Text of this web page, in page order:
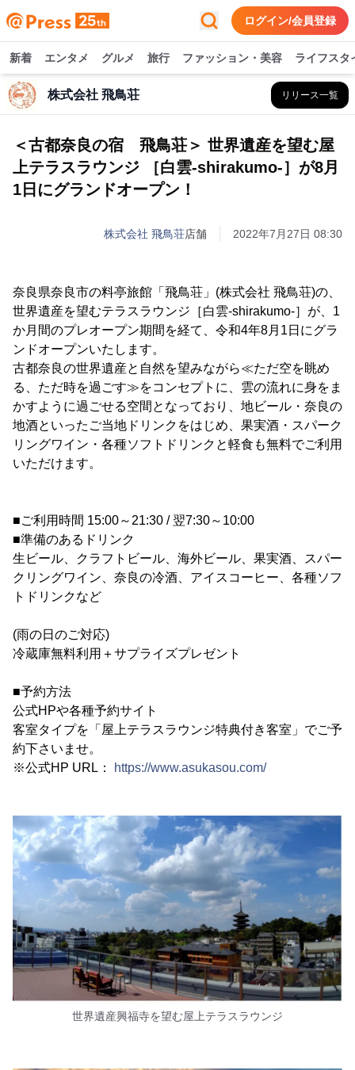
ログイン/会員登録
新着 エンタメ グルメ 旅行 ファッション・美容 ライフスタ
株式会社 飛鳥荘 リリース一覧
＜古都奈良の宿 飛鳥荘＞ 世界遺産を望む屋
上テラスラウンジ ［白雲-shirakumo-］が8月
1日にグランドオープン！
株式会社 飛鳥荘店舗 2022年7月27日 08:30
奈良県奈良市の料亭旅館「飛鳥荘」(株式会社 飛鳥荘)の、
世界遺産を望むテラスラウンジ［白雲-shirakumo-］が、1
か月間のプレオープン期間を経て、令和4年8月1日にグラ
ンドオープンいたします。
古都奈良の世界遺産と自然を望みながら≪ただ空を眺め
る、ただ時を過ごす≫をコンセプトに、雲の流れに身をま
かすように過ごせる空間となっており、地ビール・奈良の
地酒といったご当地ドリンクをはじめ、果実酒・スパーク
リングワイン・各種ソフトドリンクと軽食も無料でご利用
いただけます。
■ご利用時間 15:00～21:30 / 翌7:30～10:00
■準備のあるドリンク
生ビール、クラフトビール、海外ビール、果実酒、スパー
クリングワイン、奈良の冷酒、アイスコーヒー、各種ソフ
トドリンクなど
(雨の日のご対応)
冷蔵庫無料利用＋サプライズプレゼント
■予約方法
公式HPや各種予約サイト
客室タイプを「屋上テラスラウンジ特典付き客室」でご予
約下さいませ。
※公式HP URL：
https://www.asukasou.com/
世界遺産興福寺を望む屋上テラスラウンジ